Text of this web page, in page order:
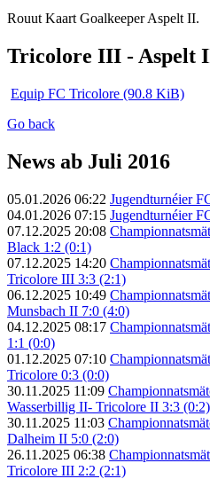
Rouut Kaart Goalkeeper Aspelt II.
Tricolore III - Aspelt
Equip FC Tricolore (90.8 KiB)
Go back
News ab Juli 2016
05.01.2026 06:22 Jugendturnéier
04.01.2026 07:15 Jugendturnéier
07.12.2025 20:08
Black 1:2 (0:1)
07.12.2025 14:20
Tricolore III 3:3 (2:1)
06.12.2025 10:49
Munsbach II 7:0 (4:0)
04.12.2025 08:17
1:1 (0:0)
01.12.2025 07:10
Tricolore 0:3 (0:0)
30.11.2025 11:09
Wasserbillig II- Tricolore II 3:3 (0:2)
30.11.2025 11:03
Dalheim II 5:0 (2:0)
26.11.2025 06:38
Tricolore III 2:2 (2:1)